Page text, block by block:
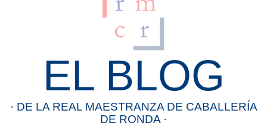
EL BLOG
· DE LA REAL MAESTRANZA DE CABALLERÍA
DE RONDA ·